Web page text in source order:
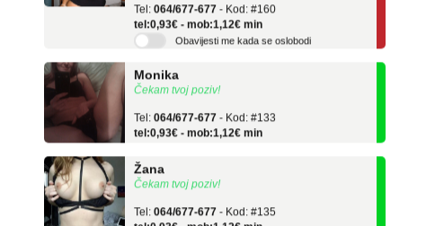
tel:0,93€ - mob:1,12€ min
Obavijesti me kada se oslobodi
Čekam tvoj poziv!
tel:0,93€ - mob:1,12€ min
Čekam tvoj poziv!
tel:0,93€ - mob:1,12€ min